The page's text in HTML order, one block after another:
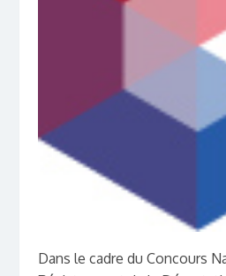
Dans le cadre du Concours